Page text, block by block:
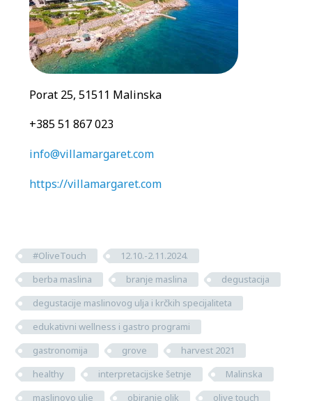
Porat 25, 51511 Malinska
+385 51 867 023
info@villamargaret.com
https://villamargaret.com
#OliveTouch
12.10.-2.11.2024.
berba maslina
branje maslina
degustacija
degustacije maslinovog ulja i krčkih specijaliteta
edukativni wellness i gastro programi
gastronomija
grove
harvest 2021
healthy
interpretacijske šetnje
Malinska
maslinovo ulje
obiranje oljk
olive touch